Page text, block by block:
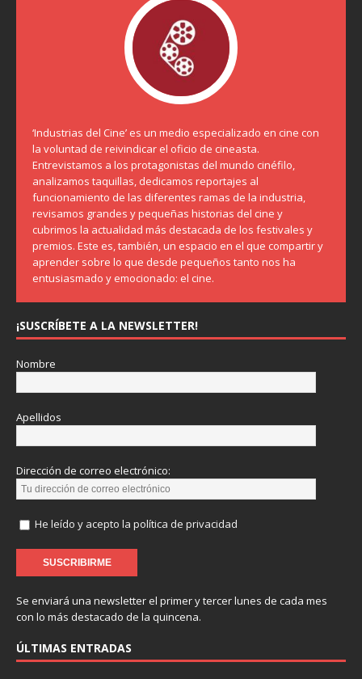
‘Industrias del Cine’ es un medio especializado en cine con
la voluntad de reivindicar el oficio de cineasta.
Entrevistamos a los protagonistas del mundo cinéfilo,
analizamos taquillas, dedicamos reportajes al
funcionamiento de las diferentes ramas de la industria,
revisamos grandes y pequeñas historias del cine y
cubrimos la actualidad más destacada de los festivales y
premios. Este es, también, un espacio en el que compartir y
aprender sobre lo que desde pequeños tanto nos ha
entusiasmado y emocionado: el cine.
¡SUSCRÍBETE A LA NEWSLETTER!
Nombre
Apellidos
Dirección de correo electrónico:
He leído y acepto la política de privacidad
Se enviará una newsletter el primer y tercer lunes de cada mes
con lo más destacado de la quincena.
ÚLTIMAS ENTRADAS